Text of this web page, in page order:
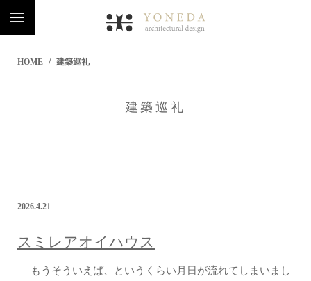
HOME 建築巡礼
建築巡礼
2026.4.21
スミレアオイハウス
もうそういえば、というくらい月日が流れてしまいまし